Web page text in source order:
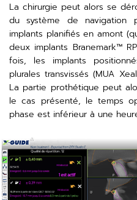
La chirurgie peut alors se
du système de
implants planifiés en amont
deux implants Branemark™️
fois, les implants
plurales transvissés (MUA
La partie prothétique peut
le cas présenté, le temps
phase est inférieur à une